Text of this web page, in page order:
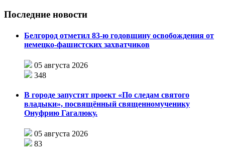
Последние новости
Белгород отметил 83-ю годовщину освобождения от
немецко-фашистских захватчиков
05 августа 2026
348
В городе запустят проект «По следам святого
владыки», посвящённый священномученику
Онуфрию Гагалюку.
05 августа 2026
83